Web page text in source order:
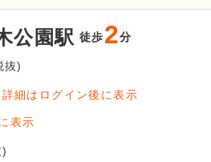
後に
いただけます
公園駅 徒歩2分
抜)
詳細はログイン後に表示
表示